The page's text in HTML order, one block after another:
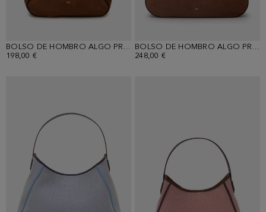
BOLSO DE HOMBRO ALGO PRESTADO
198,00 €
BOLSO DE HOMBRO ALGO PRESTADO
248,00 €